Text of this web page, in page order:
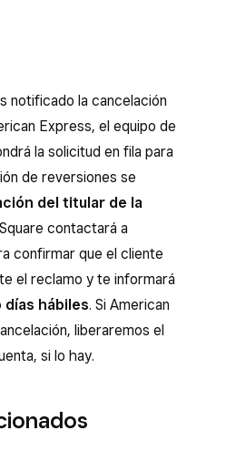
notificado la cancelación
Express, el equipo de
la solicitud en fila para
de reversiones se
del titular de la
contactará a
confirmar que el cliente
el reclamo y te informará
días hábiles. Si American
liberaremos el
si lo hay.